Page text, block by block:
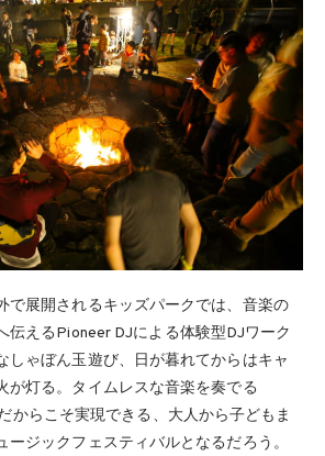
で展開されるキッズパークでは、音楽の
伝えるPioneer DJによる体験型DJワーク
しゃぼん玉遊び、日が暮れてからはキャ
が灯る。タイムレスな音楽を奏でる
からこそ実現できる、大人から子どもま
ージックフェスティバルとなるだろう。